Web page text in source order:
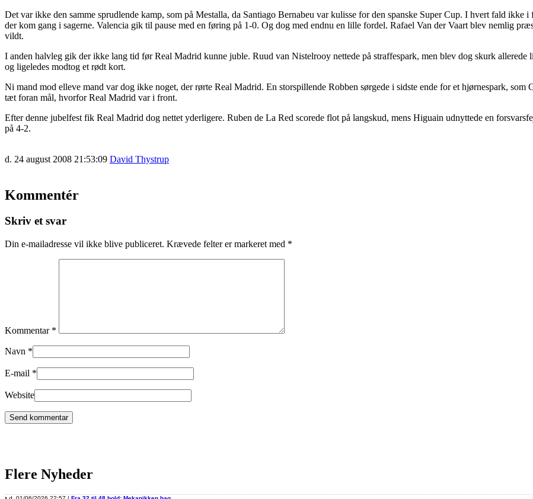
Det var ikke den samme sprudlende kamp, som på Mestalla, da Santiago Bernabeu var kulisse for den spanske Super Cup. I hvert fald
der kom gang i sagerne. Valencia gik til pause med en føring på 1-0. Og dog med endnu en lille fordel. Rafael Van der Vaart blev nemlig
vildt.
I anden halvleg gik der ikke lang tid før Real Madrid kunne juble. Ruud van Nistelrooy nettede på straffespark, men blev dog skurk allerede
og ligeledes modtog et rødt kort.
Ni mand mod elleve mand var dog ikke noget, der rørte Real Madrid. En storspillende Robben sørgede i sidste ende for et hjørnespark,
tæt foran mål, hvorfor Real Madrid var i front.
Efter denne jubelfest fik Real Madrid dog nettet yderligere. Ruben de La Red scorede flot på langskud, mens Higuain udnyttede en
på 4-2.
d. 24 august 2008 21:53:09 David Thystrup
Kommentér
Skriv et svar
Din e-mailadresse vil ikke blive publiceret. Krævede felter er markeret med *
Kommentar *
Navn *
E-mail *
Website
Flere Nyheder